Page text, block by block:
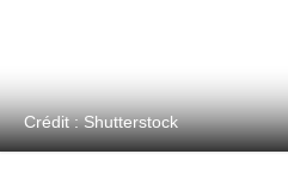
Crédit : Shutterstock